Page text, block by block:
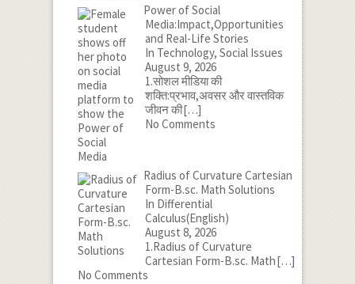
Power of Social
Media:Impact,Opportunities
and Real-Life Stories
In Technology, Social Issues
August 9, 2026
1.सोशल मीडिया की
शक्ति:प्रभाव,अवसर और वास्तविक
जीवन की[…]
No Comments
Radius of Curvature Cartesian
Form-B.sc. Math Solutions
In Differential
Calculus(English)
August 8, 2026
1.Radius of Curvature
Cartesian Form-B.sc. Math[…]
No Comments